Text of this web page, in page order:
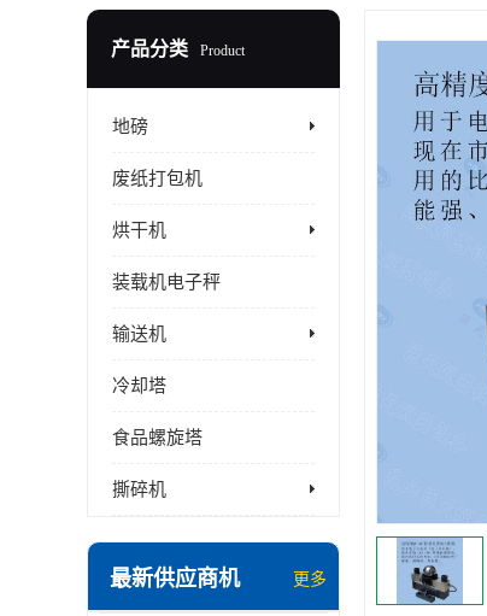
产品分类 Product
地磅
废纸打包机
烘干机
装载机电子秤
输送机
冷却塔
食品螺旋塔
撕碎机
最新供应商机 更多